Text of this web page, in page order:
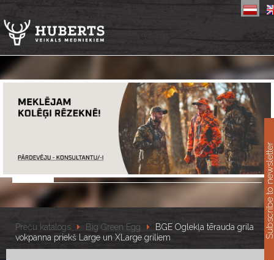
Preču katalogs Big Green Egg
BGE Oglekļa tērauda grila
vokpanna priekš Large un XLarge griliem
Subscribe